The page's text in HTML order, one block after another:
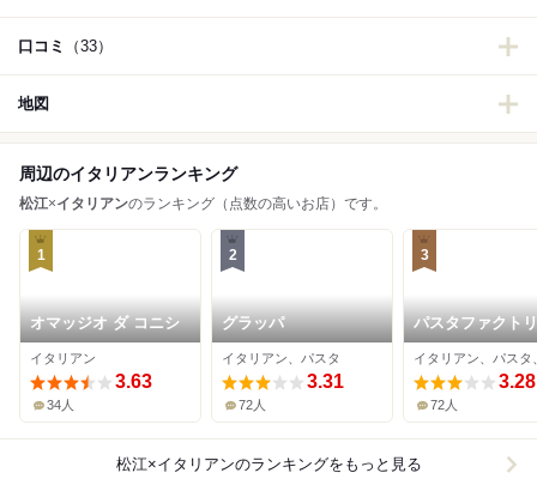
口コミ （33）
地図
周辺のイタリアンランキング
松江×イタリアンのランキング（点数の高いお店）です。
1
オマッジオ ダ コニシ
イタリアン
3.63
34人
2
グラッパ
イタリアン、パスタ
3.31
72人
3
パスタファク
オルタッジョ
イタリアン、パスタ
3.28
72人
松江×イタリアンのランキングをもっと見る